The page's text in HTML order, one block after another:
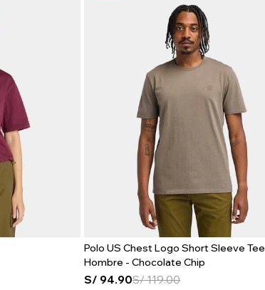
Polo US Chest Logo Short Sleeve Tee
Hombre - Chocolate Chip
S/ 94.90S/119.00